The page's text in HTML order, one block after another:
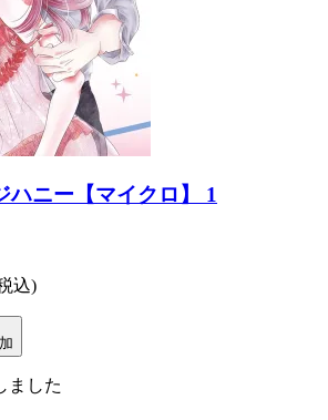
ハニー【マイクロ】 1
込)
ました